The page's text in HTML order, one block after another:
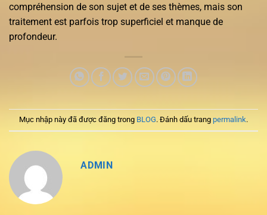
compréhension de son sujet et de ses thèmes, mais son
traitement est parfois trop superficiel et manque de
profondeur.
Mục nhập này đã được đăng trong BLOG. Đánh dấu trang permalink.
ADMIN